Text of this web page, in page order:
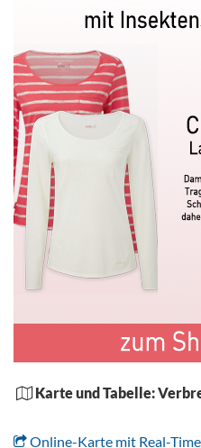
Karte und Tabelle:
Online-Karte mit Real-